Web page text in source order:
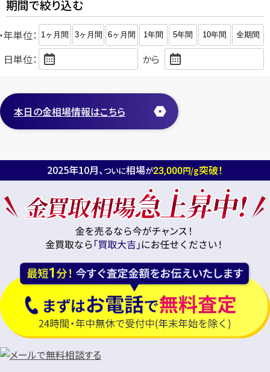
期間で絞り込む
年単位： 1ヶ月間 3ヶ月間 6ヶ月間 1年間 5年間 10年間 全期間
日単位： から
本日の金相場情報はこちら
2025年10月、ついに相場が23,000円/g突破！